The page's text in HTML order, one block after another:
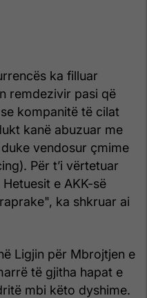
ka filluar
remdezivir pasi që
kompanitë të cilat
kanë abuzuar me
vendosur çmime
Për t’i vërtetuar
e AKK-së
ka shkruar ai
Ligjin për Mbrojtjen e
të gjitha hapat e
mbi këto dyshime.